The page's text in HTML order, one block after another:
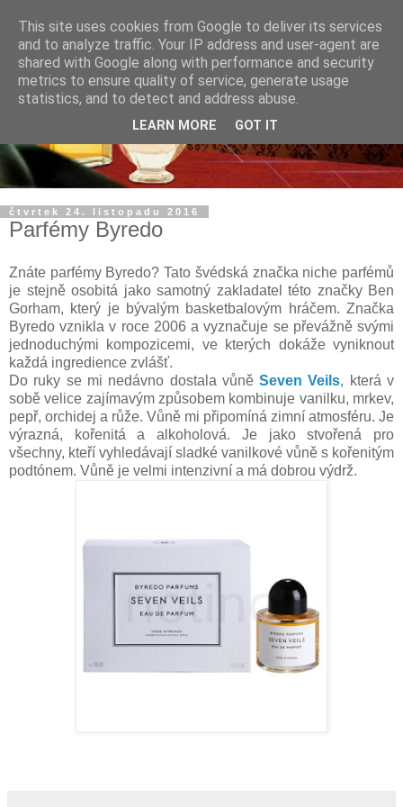
čtvrtek 24. listopadu 2016
Parfémy Byredo
Znáte parfémy Byredo? Tato švédská značka niche parfémů
je stejně osobitá jako samotný zakladatel této značky Ben
Gorham, který je bývalým basketbalovým hráčem. Značka
Byredo vznikla v roce 2006 a vyznačuje se převážně svými
jednoduchými kompozicemi, ve kterých dokáže vyniknout
každá ingredience zvlášť.
Do ruky se mi nedávno dostala vůněSeven Veils, která v
sobě velice zajímavým způsobem kombinuje vanilku, mrkev,
pepř, orchidej a růže. Vůně mi připomíná zimní atmosféru. Je
výrazná, kořenitá a alkoholová. Je jako stvořená pro
všechny, kteří vyhledávají sladké vanilkové vůně s kořenitým
podtónem. Vůně je velmi intenzivní a má dobrou výdrž.
This site uses cookies from Google to deliver its services
and to analyze traffic. Your IP address and user-agent are
shared with Google along with performance and security
metrics to ensure quality of service, generate usage
statistics, and to detect and address abuse.
LEARN MORE GOT IT